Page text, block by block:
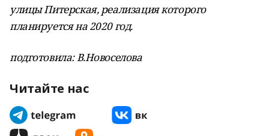
улицы Питерская, реализация которого
планируется на 2020 год.
подготовила: В.Новоселова
Читайте нас